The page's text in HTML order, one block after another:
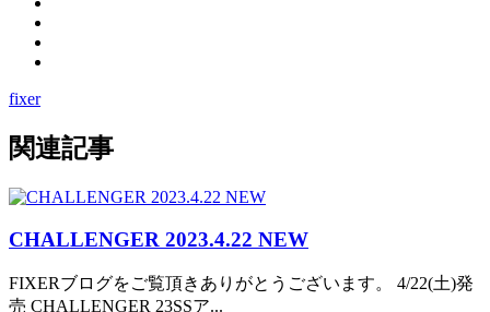
fixer
関連記事
CHALLENGER 2023.4.22 NEW
FIXERブログをご覧頂きありがとうございます。 4/22(土)発
売 CHALLENGER 23SSア...